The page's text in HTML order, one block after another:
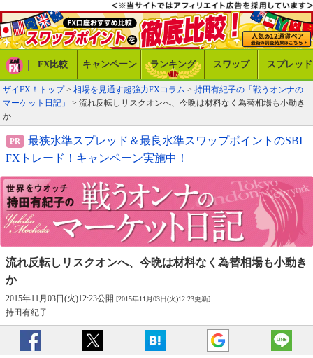
FX比較 キャンペーン ランキング スワップ スプレッド
ザイFX！トップ> 相場を見通す超強力FXコラム > 持田有紀子の「戦うオンナの
マーケット日記」
> 流れ反転しリスクオンへ、今晩は材料なく為替相場も小動き
か
最狭水準スプレッド＆最良水準スワップポイントのSBI
FXトレード！キャンペーン実施中！
流れ反転しリスクオンへ、 今晩は材料なく為替相場も小動き
か
2015年11月03日(火)12:23公開 [2015年11月03日(火)12:23更新]
持田有紀子